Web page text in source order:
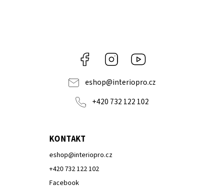
Facebook Instagram
eshop@interiopro.cz
+420 732 122 102
KONTAKT
eshop@interiopro.cz
+420 732 122 102
Facebook